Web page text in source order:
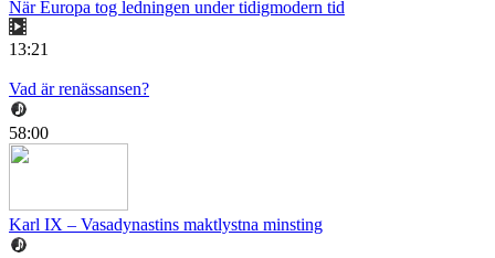
När Europa tog ledningen under tidigmodern tid
13:21
Vad är renässansen?
58:00
Karl IX – Vasadynastins maktlystna minsting